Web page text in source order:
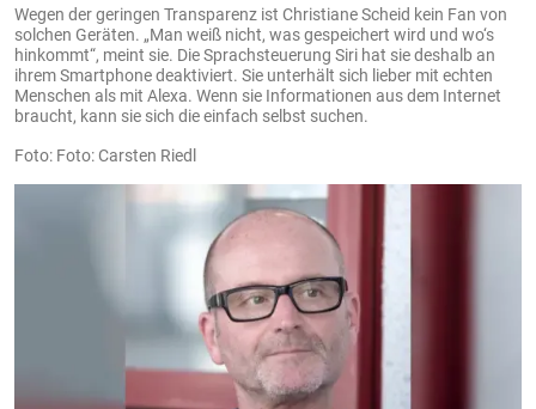
Wegen der geringen Transparenz ist Christiane Scheid kein Fan von
solchen Geräten. „Man weiß nicht, was gespeichert wird und wo‘s
hinkommt“, meint sie. Die Sprachsteuerung Siri hat sie deshalb an
ihrem Smartphone deaktiviert. Sie unterhält sich lieber mit echten
Menschen als mit Alexa. Wenn sie Informationen aus dem Internet
braucht, kann sie sich die einfach selbst suchen.
Foto: Carsten Riedl